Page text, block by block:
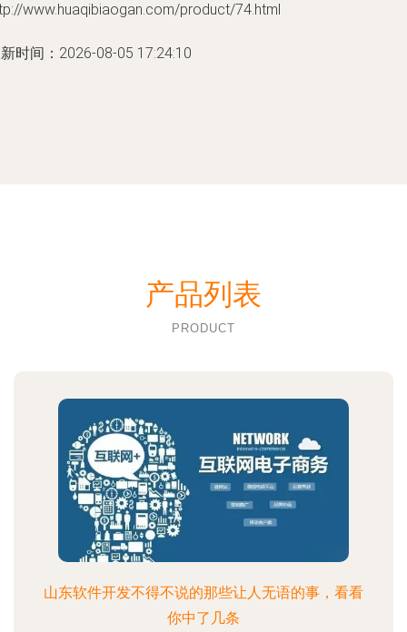
www.huaqibiaogan.com/product/74.html
时间：2026-08-05 17:24:10
产品列表
PRODUCT
山东软件开发不得不说的那些让人无语的事，看看
你中了几条